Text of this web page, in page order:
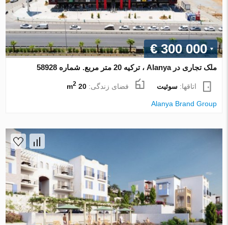
€ 300 000
ملک تجاری در Alanya ، ترکیه 20 متر مربع. شماره 58928
اتاقها:سوئیت فضای زندگی:20 m
2
Alanya Brand Group